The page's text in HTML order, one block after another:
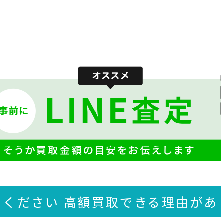
ださい 高額買取できる 理由が